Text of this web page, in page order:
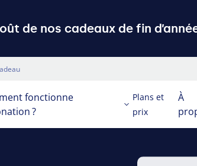
de nos cadeaux de fin
fonctionne
?
Plans et
prix
À